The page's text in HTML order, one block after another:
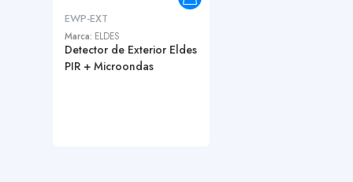
EWP-EXT
Marca: ELDES
Detector de Exterior Eldes
PIR + Microondas